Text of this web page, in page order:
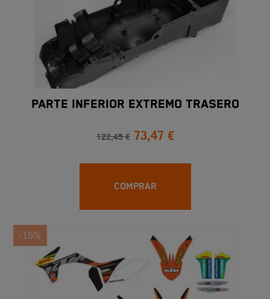
PARTE INFERIOR EXTREMO TRASERO
122,45 € 73,47 €
COMPRAR
-15%